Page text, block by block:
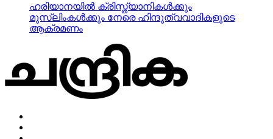
ഹരിയാനയില്‍ ക്രിസ്ത്യാനികള്‍ക്കും
മുസ്‌ലിംകള്‍ക്കും നേരെ ഹിന്ദുത്വവാദികളുടെ
ആക്രമണം